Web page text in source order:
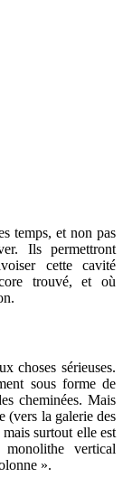
temps, et non pas
Ils permettront
cette cavité
trouvé, et où
choses sérieuses.
sous forme de
cheminées. Mais
(vers la galerie des
surtout elle est
vertical
».